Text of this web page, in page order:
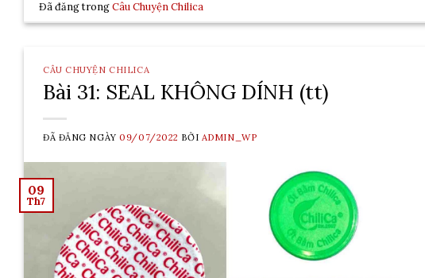
Đã đăng trongCâu Chuyện Chilica
CÂU CHUYỆN CHILICA
Bài 31: SEAL KHÔNG DÍNH (tt)
ĐÃ ĐĂNG NGÀY09/07/2022 BỞI ADMIN_WP
09
Th7